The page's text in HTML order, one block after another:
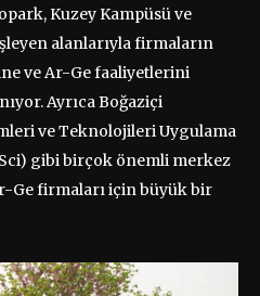
Kuzey Kampüsü ve
alanlarıyla firmaların
ve Ar-Ge faaliyetlerini
Ayrıca Boğaziçi
ve Teknolojileri Uygulama
gibi birçok önemli merkez
Ge firmaları için büyük bir